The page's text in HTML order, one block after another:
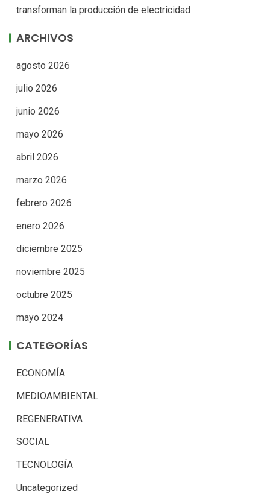
transforman la producción de electricidad
ARCHIVOS
agosto 2026
julio 2026
junio 2026
mayo 2026
abril 2026
marzo 2026
febrero 2026
enero 2026
diciembre 2025
noviembre 2025
octubre 2025
mayo 2024
CATEGORÍAS
ECONOMÍA
MEDIOAMBIENTAL
REGENERATIVA
SOCIAL
TECNOLOGÍA
Uncategorized